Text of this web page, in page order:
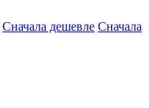
Сначала дешевле Сначала